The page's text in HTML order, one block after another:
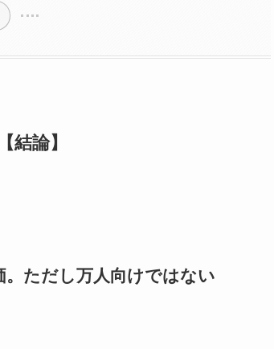
論】
ただし万人向けではない